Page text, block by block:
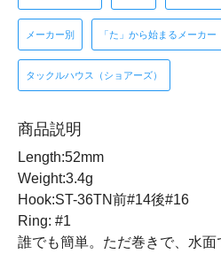
メーカー別 「た」から始まるメーカー
タックルハウス（ショアーズ）
商品説明
Length:52mm
Weight:3.4g
Hook:ST-36TN前#14後#16
Ring: #1
誰でも簡単。ただ巻きで、水